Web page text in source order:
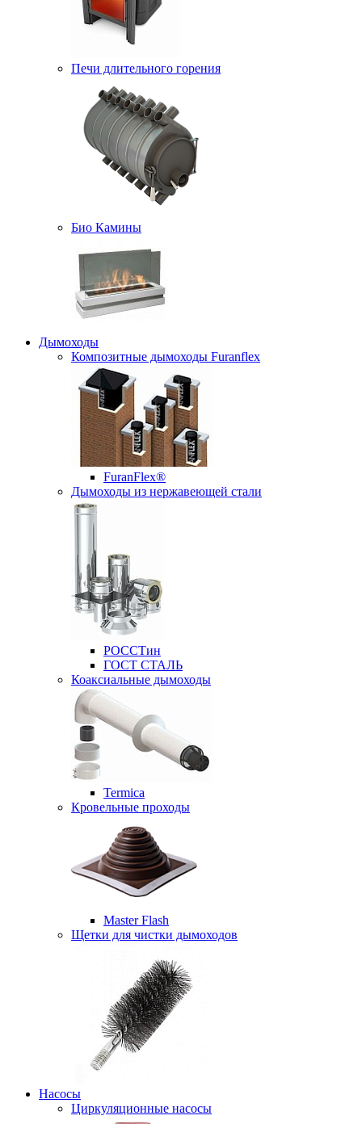
Печи длительного горения
Био Камины
Дымоходы
Композитные дымоходы Furanflex
FuranFlex®
Дымоходы из нержавеющей стали
РОССТин
ГОСТ СТАЛЬ
Коаксиальные дымоходы
Termica
Кровельные проходы
Master Flash
Щетки для чистки дымоходов
Насосы
Циркуляционные насосы